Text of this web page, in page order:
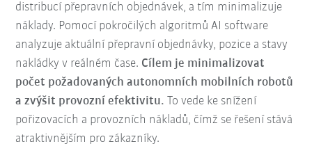
distribucí přepravních objednávek, a tím minimalizuje
náklady. Pomocí pokročilých algoritmů AI software
analyzuje aktuální přepravní objednávky, pozice a stavy
nakládky v reálném čase. Cílem je minimalizovat
počet požadovaných autonomních mobilních robotů
a zvýšit provozní efektivitu. To vede ke snížení
pořizovacích a provozních nákladů, čímž se řešení stává
atraktivnějším pro zákazníky.